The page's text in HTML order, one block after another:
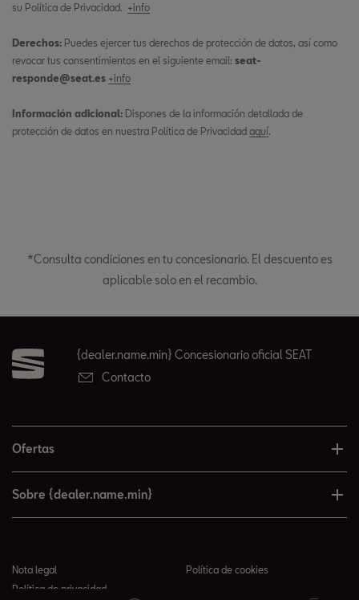
su Política de Privacidad. +info
Derechos: Puedes ejercer tus derechos de protección de datos, así como
revocar tus consentimientos en el siguiente email: seat-
responde@seat.es +info
Información adicional: Dispones de la información detallada de
protección de datos en nuestra Política de Privacidad aquí.
*Consulta condiciones en tu concesionario. El descuento es
aplicable solo en el recambio.
{dealer.name.min} Concesionario oficial SEAT
Contacto
Ofertas
Sobre {dealer.name.min}
Nota legal
Política de cookies
Política de privacidad